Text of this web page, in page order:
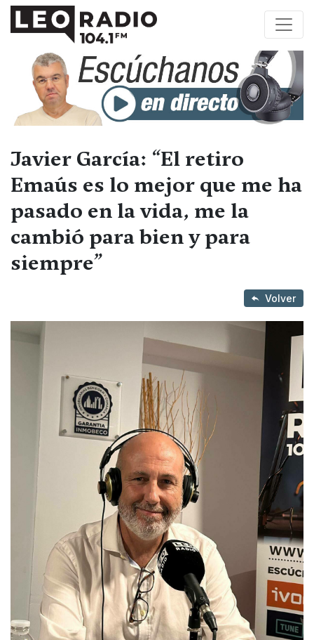
Javier García: “El retiro
Emaús es lo mejor que me ha
pasado en la vida, me la
cambió para bien y para
siempre”
Volver